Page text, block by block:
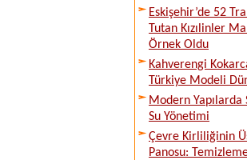
Eskişehir’de 52
Tutan Kızılinler
Örnek Oldu
Kahverengi
Türkiye Modeli
Modern Yapılarda
Su Yönetimi
Çevre Kirliliğinin
Panosu: